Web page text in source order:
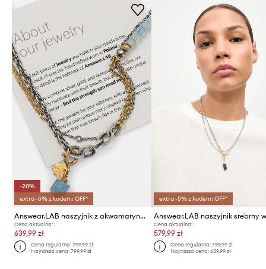
-20%
extra -5% z kodem: OFF*
Answear.LAB naszyjnik z akwamarynem, ręcznie wykonany, ze srebra pokrytego złotem
Cena aktualna:
639,99 zł
Cena regularna:799,99 zł
Najniższa cena:799,99 zł
extra -5% z kodem: OFF*
Cena aktualna:
579,99 zł
Cena regularna: 799,99 zł
Najniższa cena: 639,99 zł